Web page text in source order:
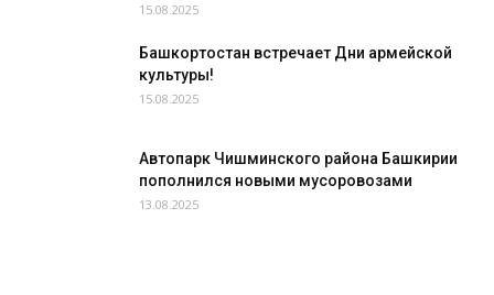
15.08.2025
Башкортостан встречает Дни армейской
культуры!
15.08.2025
Автопарк Чишминского района Башкирии
пополнился новыми мусоровозами
13.08.2025